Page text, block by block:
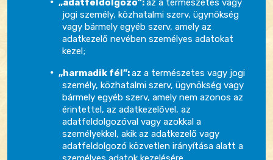
jogi személy, közhatalmi szerv, ügynökség
vagy bármely egyéb szerv, amely az
adatkezelő nevében személyes adatokat
kezel;
„harmadik fél”:az a természetes vagy jogi
személy, közhatalmi szerv, ügynökség vagy
bármely egyéb szerv, amely nem azonos az
érintettel, az adatkezelővel, az
adatfeldolgozóval vagy azokkal a
személyekkel, akik az adatkezelő vagy
adatfeldolgozó közvetlen irányítása alatt a